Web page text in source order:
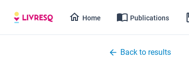
Home Publications
Back to results